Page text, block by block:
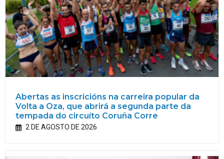
Abertas as inscricións na carreira popular da
Volta a Oza, que abrirá a segunda parte da
tempada do circuíto Coruña Corre
2 DE AGOSTO DE 2026